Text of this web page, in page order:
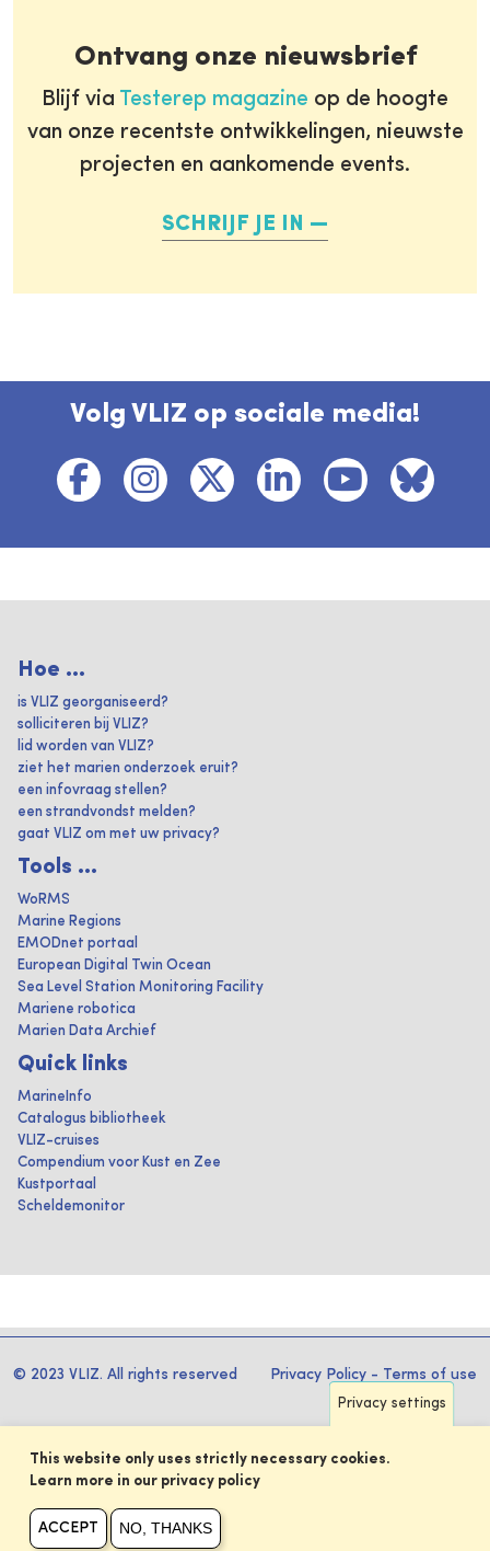
Ontvang onze nieuwsbrief
Blijf via Testerep magazine op de hoogte
van onze recentste ontwikkelingen, nieuwste
projecten en aankomende events.
SCHRIJF JE IN
Volg VLIZ op sociale media!
Hoe ...
is VLIZ georganiseerd?
solliciteren bij VLIZ?
lid worden van VLIZ?
ziet het marien onderzoek eruit?
een infovraag stellen?
een strandvondst melden?
gaat VLIZ om met uw privacy?
Tools ...
WoRMS
Marine Regions
EMODnet portaal
European Digital Twin Ocean
Sea Level Station Monitoring Facility
Mariene robotica
Marien Data Archief
Quick links
MarineInfo
Catalogus bibliotheek
VLIZ-cruises
Compendium voor Kust en Zee
Kustportaal
Scheldemonitor
© 2023 VLIZ. All rights reserved Privacy Policy - Terms of use
Privacy settings
This website only uses strictly necessary cookies.
Learn more in our privacy policy
ACCEPT NO, THANKS